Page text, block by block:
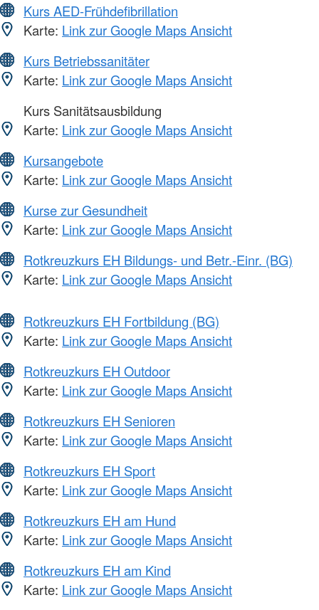
Kurs AED-Frühdefibrillation
Karte: Link zur Google Maps Ansicht
Kurs Betriebssanitäter
Karte: Link zur Google Maps Ansicht
Kurs Sanitätsausbildung
Karte: Link zur Google Maps Ansicht
Kursangebote
Karte: Link zur Google Maps Ansicht
Kurse zur Gesundheit
Karte: Link zur Google Maps Ansicht
Rotkreuzkurs EH Bildungs- und Betr.-Einr. (BG)
Karte: Link zur Google Maps Ansicht
Rotkreuzkurs EH Fortbildung (BG)
Karte: Link zur Google Maps Ansicht
Rotkreuzkurs EH Outdoor
Karte: Link zur Google Maps Ansicht
Rotkreuzkurs EH Senioren
Karte: Link zur Google Maps Ansicht
Rotkreuzkurs EH Sport
Karte: Link zur Google Maps Ansicht
Rotkreuzkurs EH am Hund
Karte: Link zur Google Maps Ansicht
Rotkreuzkurs EH am Kind
Karte: Link zur Google Maps Ansicht